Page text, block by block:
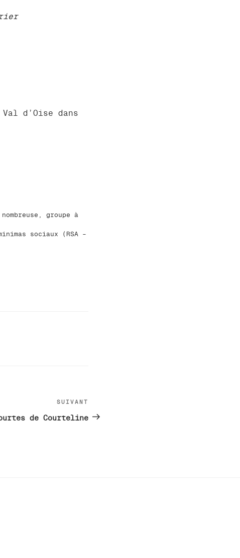
d’Oise dans
groupe à
sociaux (RSA –
suivant
SUIVANT
de Courteline